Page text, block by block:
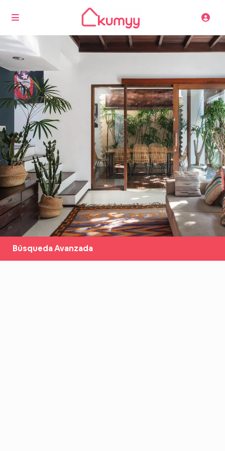
Búsqueda Avanzada